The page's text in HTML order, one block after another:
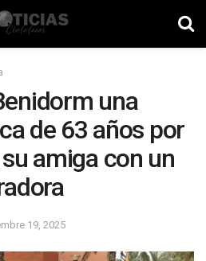
una
de 63 años por
amiga con un
19, 2025